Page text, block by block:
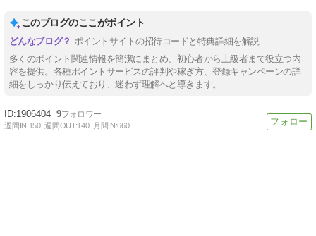
このブログのここがポイント
ポイントサイトの招待コードと特典詳細を解説
多くのポイント関連情報を簡潔にまとめ、初心者から上級者まで役立つ内
容を提供。各種ポイントサービスの評判や稼ぎ方、登録キャンペーンの詳
細をしっかり伝えており、迷わず理解へと導きます。
1906404 9
週間IN:150 週間OUT:140 月間IN:660